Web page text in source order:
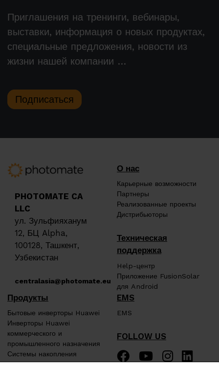
Приглашения на тренинги, вебинары,
выставки, информация о новых продуктах,
специальные предложения, новости из
жизни нашей компании …
Подписаться
PHOTOMATE CA
LLC
ул. Зульфияханум
12, БЦ Alpha,
100128, Ташкент,
Узбекистан
centralasia@photomate.eu
О нас
Карьерные возможности
Партнеры
Реализованные проекты
Дистрибьюторы
Техническая
поддержка
Help-центр
Приложение FusionSolar
для Android
Продукты
Бытовые инверторы Huawei
Инверторы Huawei
коммерческого и
промышленного назначения
Системы накопления
энергии Huawei
EMS
EMS
FOLLOW US